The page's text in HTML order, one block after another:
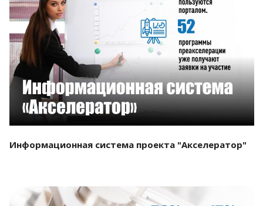
Смотреть проект
Информационная система проекта "Акселератор"